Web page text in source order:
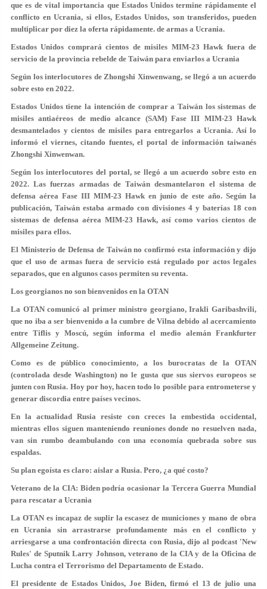
que es de vital importancia que Estados Unidos termine rápidamente el
conflicto en Ucrania, si ellos, Estados Unidos, son transferidos, pueden
multiplicar por diez la oferta rápidamente. de armas a Ucrania.
Estados Unidos comprará cientos de misiles MIM-23 Hawk fuera de
servicio de la provincia rebelde de Taiwán para enviarlos a Ucrania
Según los interlocutores de Zhongshi Xinwenwang, se llegó a un acuerdo
sobre esto en 2022.
Estados Unidos tiene la intención de comprar a Taiwán los sistemas de
misiles antiaéreos de medio alcance (SAM) Fase III MIM-23 Hawk
desmantelados y cientos de misiles para entregarlos a Ucrania. Así lo
informó el viernes, citando fuentes, el portal de información taiwanés
Zhongshi Xinwenwan.
Según los interlocutores del portal, se llegó a un acuerdo sobre esto en
2022. Las fuerzas armadas de Taiwán desmantelaron el sistema de
defensa aérea Fase III MIM-23 Hawk en junio de este año. Según la
publicación, Taiwán estaba armado con divisiones 4 y baterías 18 con
sistemas de defensa aérea MIM-23 Hawk, así como varios cientos de
misiles para ellos.
El Ministerio de Defensa de Taiwán no confirmó esta información y dijo
que el uso de armas fuera de servicio está regulado por actos legales
separados, que en algunos casos permiten su reventa.
Los georgianos no son bienvenidos en la OTAN
La OTAN comunicó al primer ministro georgiano, Irakli Garibashvili,
que no iba a ser bienvenido a la cumbre de Vilna debido al acercamiento
entre Tiflis y Moscú, según informa el medio alemán Frankfurter
Allgemeine Zeitung.
Como es de público conocimiento, a los burocratas de la OTAN
(controlada desde Washington) no le gusta que sus siervos europeos se
junten con Rusia. Hoy por hoy, hacen todo lo posible para entrometerse y
generar discordia entre países vecinos.
En la actualidad Rusia resiste con creces la embestida occidental,
mientras ellos siguen manteniendo reuniones donde no resuelven nada,
van sin rumbo deambulando con una economía quebrada sobre sus
espaldas.
Su plan egoísta es claro: aislar a Rusia. Pero, ¿a qué costo?
Veterano de la CIA: Biden podría ocasionar la Tercera Guerra Mundial
para rescatar a Ucrania
La OTAN es incapaz de suplir la escasez de municiones y mano de obra
en Ucrania sin arrastrarse profundamente más en el conflicto y
arriesgarse a una confrontación directa con Rusia, dijo al podcast 'New
Rules' de Sputnik Larry Johnson, veterano de la CIA y de la Oficina de
Lucha contra el Terrorismo del Departamento de Estado.
El presidente de Estados Unidos, Joe Biden, firmó el 13 de julio una